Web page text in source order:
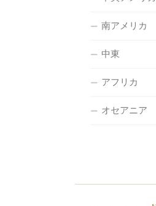
南アメリカ
中東
アフリカ
オセアニア